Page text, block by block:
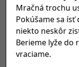
Mračná trochu
Pokúšame sa ísť
niekto neskôr
Berieme lyže do
vraciame.